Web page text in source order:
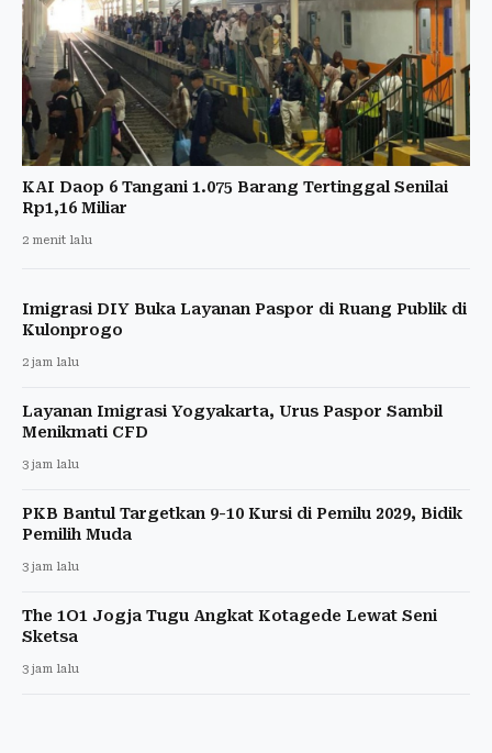
KAI Daop 6 Tangani 1.075 Barang Tertinggal Senilai
Rp1,16 Miliar
2 menit lalu
Imigrasi DIY Buka Layanan Paspor di Ruang Publik di
Kulonprogo
2 jam lalu
Layanan Imigrasi Yogyakarta, Urus Paspor Sambil
Menikmati CFD
3 jam lalu
PKB Bantul Targetkan 9-10 Kursi di Pemilu 2029, Bidik
Pemilih Muda
3 jam lalu
The 1O1 Jogja Tugu Angkat Kotagede Lewat Seni
Sketsa
3 jam lalu